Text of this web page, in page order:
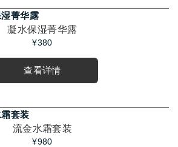
凝水保湿菁华露
¥380
查看详情
流金水霜套装
¥980